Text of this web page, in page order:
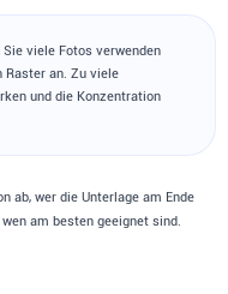
viele Fotos verwenden
Raster an. Zu viele
und die Konzentration
ab, wer die Unterlage am Ende
am besten geeignet sind.